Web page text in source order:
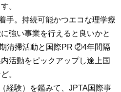
。
手。持続可能かつエコな理学療
強い事業を行えると良いかと
清掃活動と国際PR ②4年間隔
活動をピックアップし途上国
。
経験）を鑑みて、JPTA国際事